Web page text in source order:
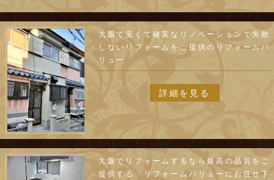
大阪で安くて確実なリノベーションで失敗
しないリフォームをご提供のリフォームバ
リュー
詳細を見る
大阪でリフォームするなら最高の品質をご
提供する リフォームバリューにお任せ下